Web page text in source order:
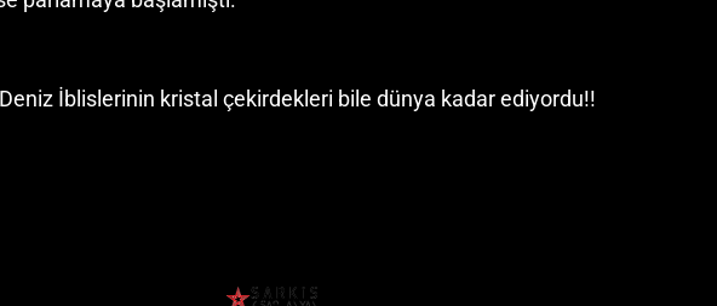
İblislerinin kristal çekirdekleri bile dünya kadar ediyordu!!